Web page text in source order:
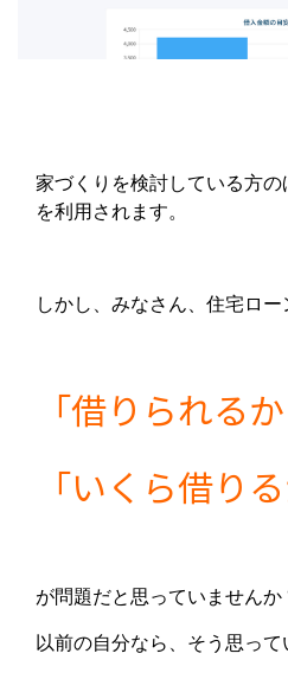
家づくりを検討している方
を利用されます。
しかし、みなさん、住宅ロー
「借りられる
「いくら借りる
が問題だと思っていません
以前の自分なら、そう思って